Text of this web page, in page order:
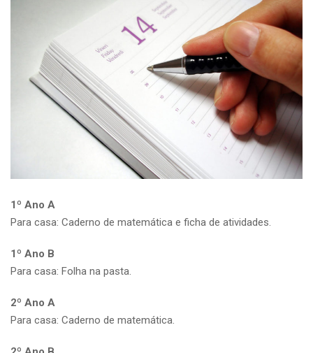
1º Ano A
Para casa: Caderno de matemática e ficha de atividades.
1º Ano B
Para casa: Folha na pasta.
2º Ano A
Para casa: Caderno de matemática.